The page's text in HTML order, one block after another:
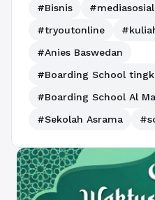
#Bisnis #mediasosial
#tryoutonline
#Anies Baswedan
#Boarding School
#Boarding School Al
#Sekolah Asrama